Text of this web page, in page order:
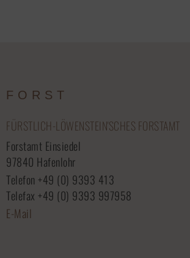
FORST
FÜRSTLICH-LÖWENSTEIN'SCHES FORSTAMT
Forstamt Einsiedel
97840 Hafenlohr
Telefon +49 (0) 9393 413
Telefax +49 (0) 9393 997958
E-Mail